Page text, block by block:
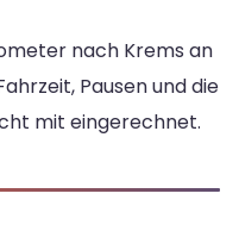
nach Krems an
Pausen und die
mit eingerechnet.